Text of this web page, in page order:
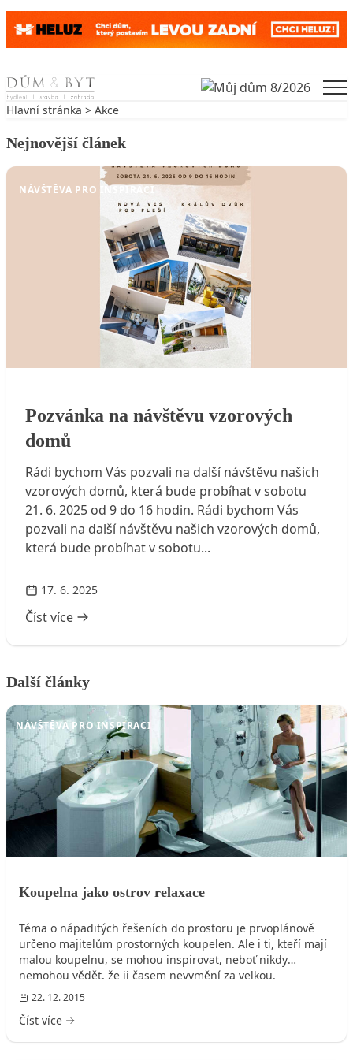
Skip to content
Hlavní stránka > Akce
Nejnovější článek
Pozvánka na návštěvu vzorových domů
NÁVŠTĚVA PRO INSPIRACI
Pozvánka na návštěvu vzorových
domů
Rádi bychom Vás pozvali na další návštěvu našich
vzorových domů, která bude probíhat v sobotu
21. 6. 2025 od 9 do 16 hodin. Rádi bychom Vás
pozvali na další návštěvu našich vzorových domů,
která bude probíhat v sobotu...
17. 6. 2025
Číst více
Další články
NÁVŠTĚVA PRO INSPIRACI
Koupelna jako ostrov relaxace
Téma o nápaditých řešeních do prostoru je prvoplánově
určeno majitelům prostorných koupelen. Ale i ti, kteří mají
malou koupelnu, se mohou inspirovat, neboť nikdy
nemohou vědět, že ji časem nevymění za velkou.
22. 12. 2015
Číst více